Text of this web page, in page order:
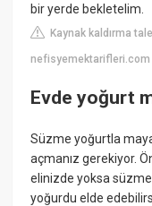
bir yerde bekletelim.
Kaynak kaldırma
nefisyemektarifleri.com
Evde yoğurt
Süzme yoğurtla
açmanız gerekiyor.
elinizde yoksa
yoğurdu elde